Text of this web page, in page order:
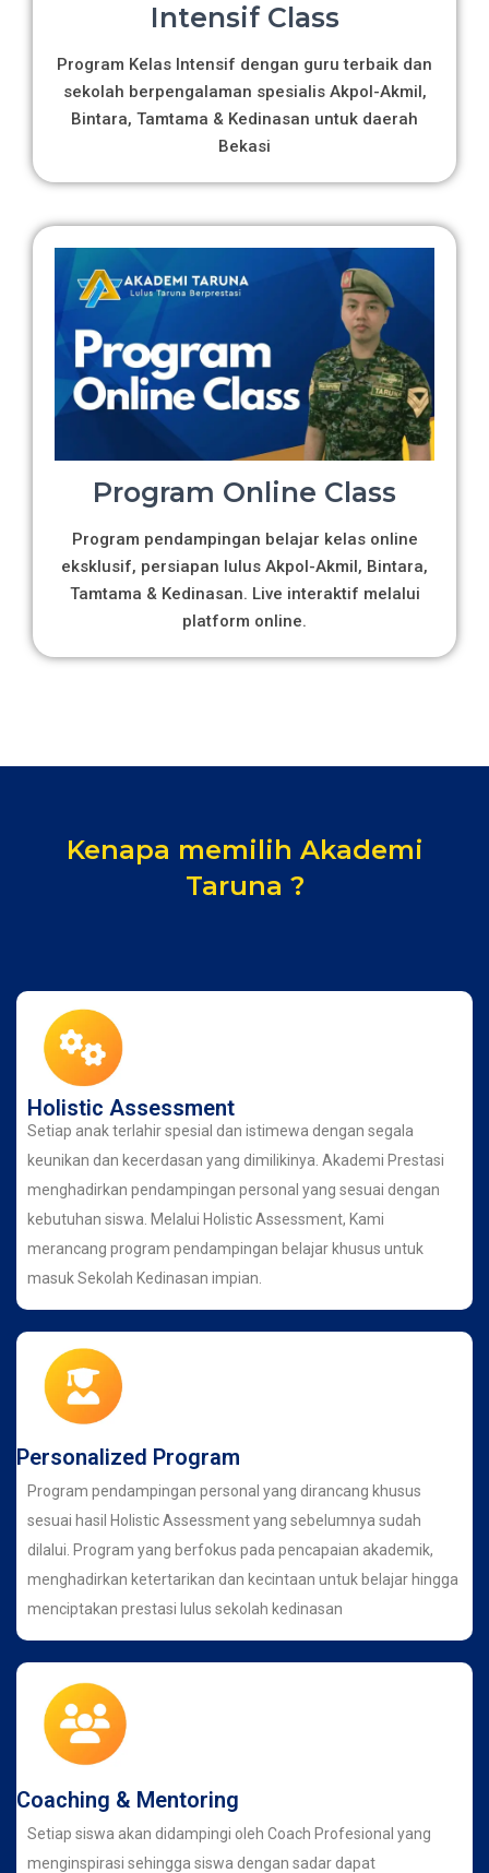
Intensif Class
Program Kelas Intensif dengan guru terbaik dan
sekolah berpengalaman spesialis Akpol-Akmil,
Bintara, Tamtama & Kedinasan untuk daerah
Bekasi
Program Online Class
Program pendampingan belajar kelas online
eksklusif, persiapan lulus Akpol-Akmil, Bintara,
Tamtama & Kedinasan. Live interaktif melalui
platform online.
Kenapa memilih Akademi
Taruna ?
Holistic Assessment
Setiap anak terlahir spesial dan istimewa dengan segala
keunikan dan kecerdasan yang dimilikinya. Akademi Prestasi
menghadirkan pendampingan personal yang sesuai dengan
kebutuhan siswa. Melalui Holistic Assessment, Kami
merancang program pendampingan belajar khusus untuk
masuk Sekolah Kedinasan impian.
Personalized Program
Program pendampingan personal yang dirancang khusus
sesuai hasil Holistic Assessment yang sebelumnya sudah
dilalui. Program yang berfokus pada pencapaian akademik,
menghadirkan ketertarikan dan kecintaan untuk belajar hingga
menciptakan prestasi lulus sekolah kedinasan
Coaching & Mentoring
Setiap siswa akan didampingi oleh Coach Profesional yang
menginspirasi sehingga siswa dengan sadar dapat